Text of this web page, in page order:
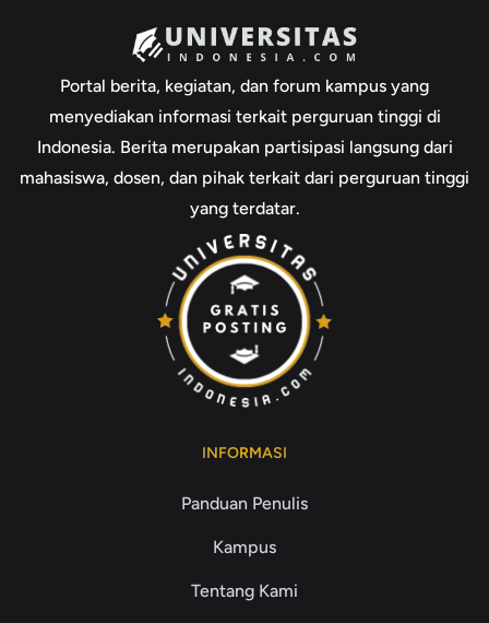
Portal berita, kegiatan, dan forum kampus yang
menyediakan informasi terkait perguruan tinggi di
Indonesia. Berita merupakan partisipasi langsung dari
mahasiswa, dosen, dan pihak terkait dari perguruan tinggi
yang terdatar.
INFORMASI
Panduan Penulis
Kampus
Tentang Kami